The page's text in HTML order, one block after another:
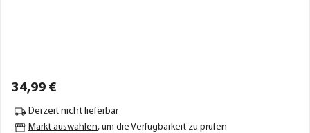
34,99 €
Derzeit nicht lieferbar
Markt auswählen, um die Verfügbarkeit zu prüfen